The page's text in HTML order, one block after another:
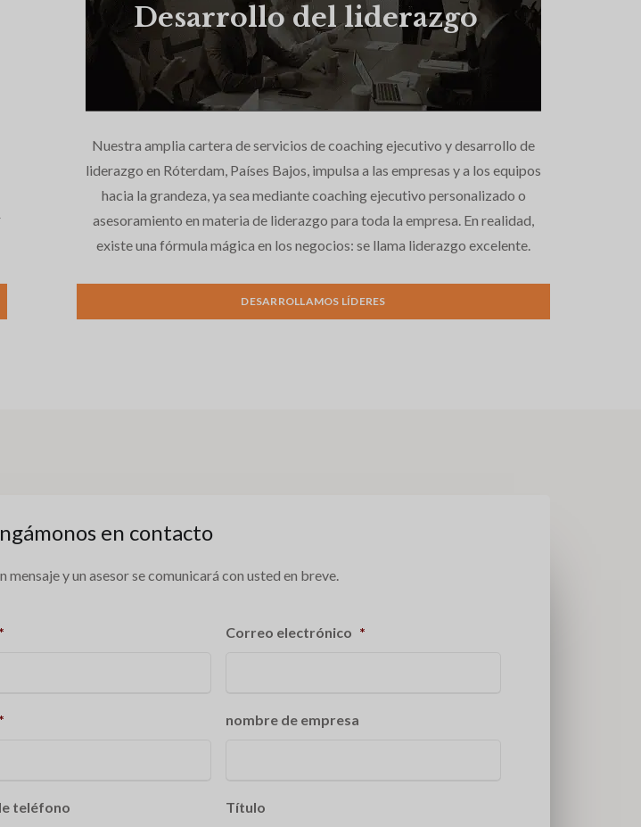
Desarrollo del liderazgo
Nuestra amplia cartera de servicios de coaching ejecutivo y desarrollo de
liderazgo en Róterdam, Países Bajos, impulsa a las empresas y a los equipos
hacia la grandeza, ya sea mediante coaching ejecutivo personalizado o
asesoramiento en materia de liderazgo para toda la empresa. En realidad,
existe una fórmula mágica en los negocios: se llama liderazgo excelente.
DESARROLLAMOS LÍDERES
en contacto
mensaje y un asesor se comunicará con usted en breve.
*
*
teléfono
Correo electrónico *
nombre de empresa
Título